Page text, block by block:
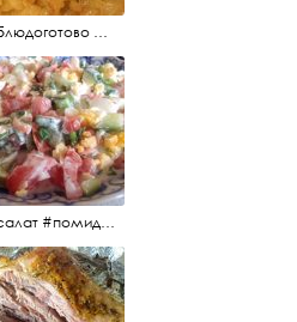
#блюдоготово #можнокушать #простолук #лук #индейкавфольге #мясоиндейки
#салат #помидоры #яйцо #огурцы #зелень #кинза #петрушка #укроп #сметана #соль #витамины